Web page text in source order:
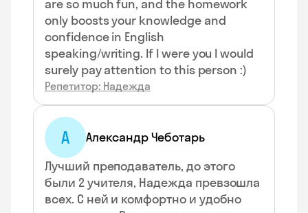
are so much fun, and the homework
only boosts your knowledge and
confidence in English
speaking/writing. If I were you I would
surely pay attention to this person :)
Репетитор: Надежда
А
Александр Чеботарь
Лучший преподаватель, до этого
были 2 учителя, Надежда превзошла
всех. С ней и комфортно и удобно